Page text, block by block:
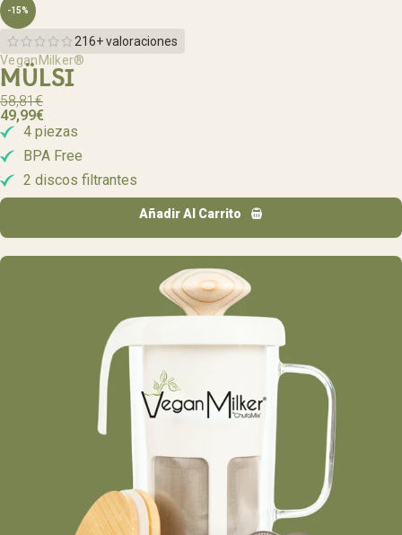
-15%
216+ valoraciones
VeganMilker®
MÜLSI
58,81€
49,99€
4 piezas
BPA Free
2 discos filtrantes
Añadir Al Carrito